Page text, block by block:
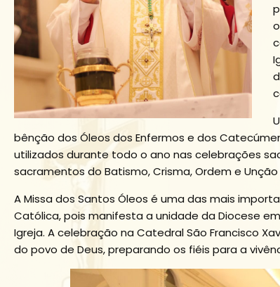
bênção dos Óleos dos Enfermos e dos
utilizados durante todo o ano nas celebrações
sacramentos do Batismo, Crisma, Ordem e Unção
A Missa dos Santos Óleos é uma das mais
Católica, pois manifesta a unidade da Diocese
Igreja. A celebração na Catedral São Francisco
do povo de Deus, preparando os fiéis para a